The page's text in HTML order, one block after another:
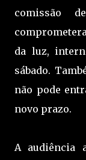
comissão
da luz,
sábado.
não pode
novo prazo.
A audiência